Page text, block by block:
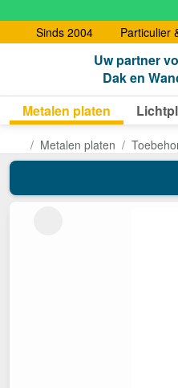
Sinds 2004
Particulier
Uw partner
Dak en
Metalen platen
Metalen platen